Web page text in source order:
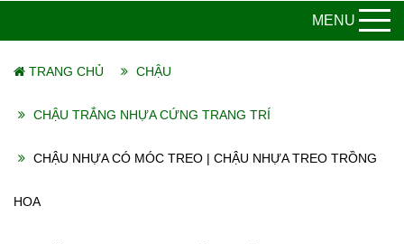
MENU
TRANG CHỦ CHẬU
CHẬU TRẮNG NHỰA CỨNG TRANG TRÍ
CHẬU NHỰA CÓ MÓC TREO | CHẬU NHỰA TREO TRỒNG
HOA